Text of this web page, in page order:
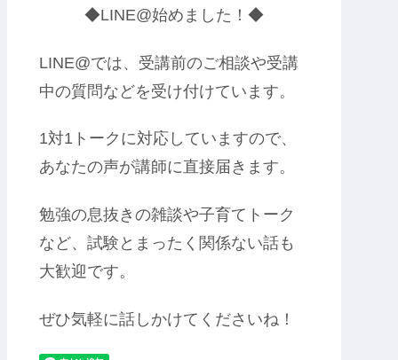
◆LINE@始めました！◆
LINE@では、受講前のご相談や受講
中の質問などを受け付けています。
1対1トークに対応していますので、
あなたの声が講師に直接届きます。
勉強の息抜きの雑談や子育てトーク
など、試験とまったく関係ない話も
大歓迎です。
ぜひ気軽に話しかけてくださいね！